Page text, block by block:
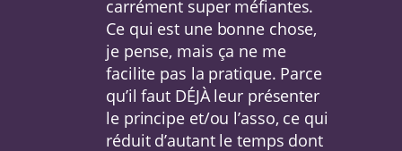
carrément super méfiantes.
Ce qui est une bonne chose,
je pense, mais ça ne me
facilite pas la pratique. Parce
qu’il faut DÉJÀ leur présenter
le principe et/ou l’asso, ce qui
réduit d’autant le temps dont